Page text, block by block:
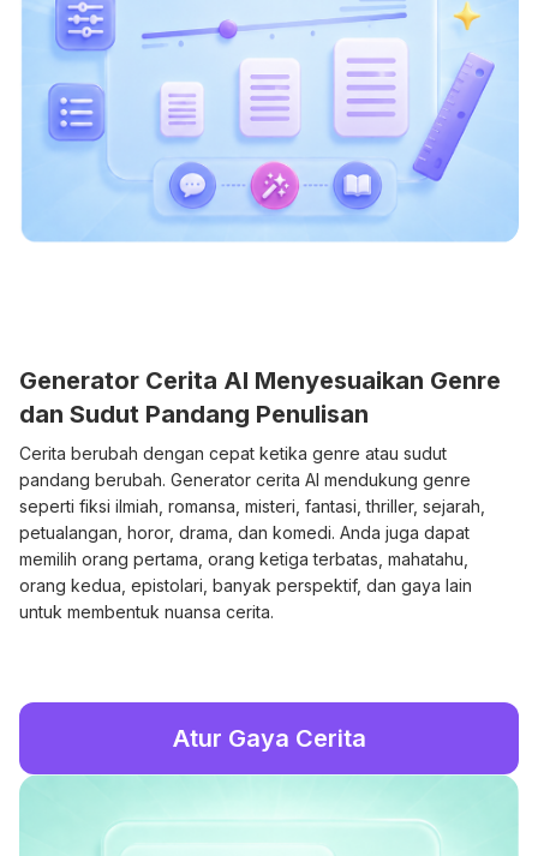
Generator Cerita AI Menyesuaikan Genre
dan Sudut Pandang Penulisan
Cerita berubah dengan cepat ketika genre atau sudut
pandang berubah. Generator cerita AI mendukung genre
seperti fiksi ilmiah, romansa, misteri, fantasi, thriller, sejarah,
petualangan, horor, drama, dan komedi. Anda juga dapat
memilih orang pertama, orang ketiga terbatas, mahatahu,
orang kedua, epistolari, banyak perspektif, dan gaya lain
untuk membentuk nuansa cerita.
Atur Gaya Cerita